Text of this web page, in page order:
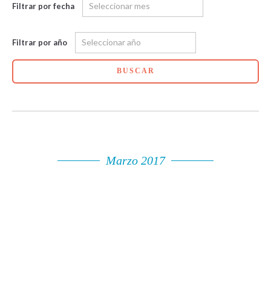
Filtrar por fecha
Filtrar por año
BUSCAR
Marzo 2017